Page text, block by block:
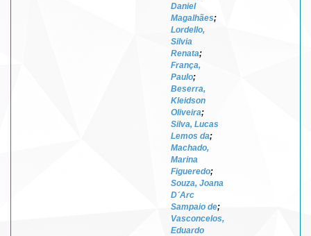
Daniel
Magalhães;
Lordello,
Silvia
Renata;
França,
Paulo;
Beserra,
Kleidson
Oliveira;
Silva, Lucas
Lemos da;
Machado,
Marina
Figueredo;
Souza, Joana
D´Arc
Sampaio de;
Vasconcelos,
Eduardo